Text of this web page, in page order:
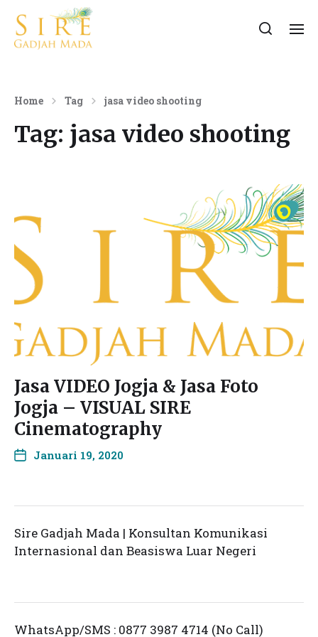
Home Tag jasa video shooting
Tag: jasa video shooting
Jasa VIDEO Jogja & Jasa Foto
Jogja – VISUAL SIRE
Cinematography
Januari 19, 2020
Sire Gadjah Mada | Konsultan Komunikasi
Internasional dan Beasiswa Luar Negeri
WhatsApp/SMS : 0877 3987 4714 (No Call)